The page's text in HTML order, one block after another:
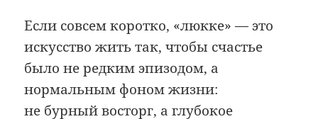
Если совсем коротко, «люкке» — это
искусство жить так, чтобы счастье
было не редким эпизодом, а
нормальным фоном жизни:
не бурный восторг, а глубокое